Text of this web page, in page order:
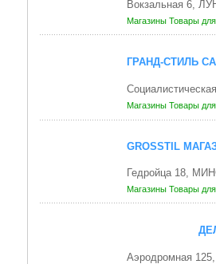
Вокзальная 6,
Магазины Товары
ГРАНД-СТИЛЬ
Магазины Товары
GROSSTIL
Гедройца 18,
Магазины Товары
Аэродромная